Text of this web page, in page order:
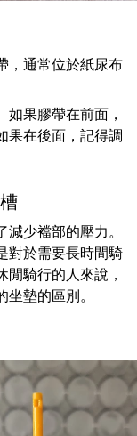
，通常位於紙尿布
如果膠帶在前面，
果在後面，記得調
減少襠部的壓力。
對於需要長時間騎
騎行的人來說，
墊的區別。